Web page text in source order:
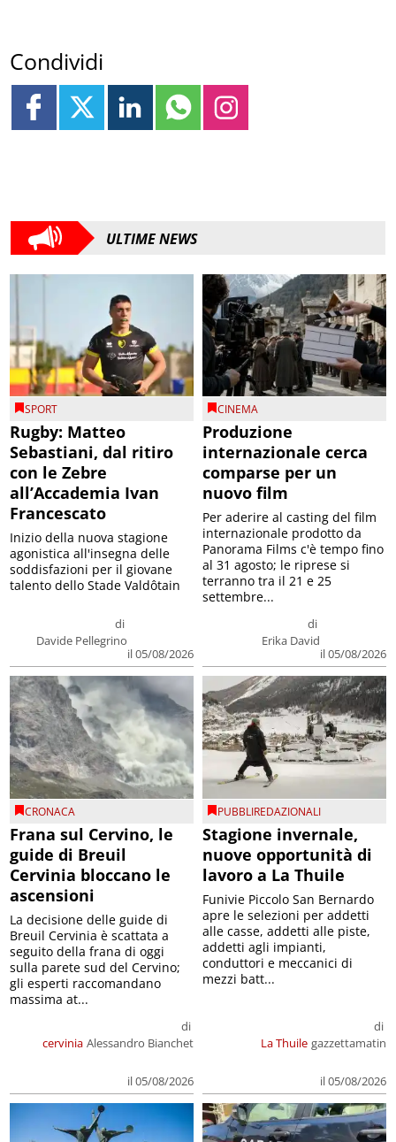
Condividi
ULTIME NEWS
SPORT
Rugby: Matteo
Sebastiani, dal ritiro
con le Zebre
all’Accademia Ivan
Francescato
di
Davide Pellegrino
il 05/08/2026
Inizio della nuova stagione
agonistica all'insegna delle
soddisfazioni per il giovane
talento dello Stade Valdôtain
CINEMA
Produzione
internazionale cerca
comparse per un
nuovo film
di
Erika David
il 05/08/2026
Per aderire al casting del film
internazionale prodotto da
Panorama Films c'è tempo fino
al 31 agosto; le riprese si
terranno tra il 21 e 25
settembre...
CRONACA
Frana sul Cervino, le
guide di Breuil
Cervinia bloccano le
ascensioni
cervinia
di
Alessandro Bianchet
il 05/08/2026
La decisione delle guide di
Breuil Cervinia è scattata a
seguito della frana di oggi
sulla parete sud del Cervino;
gli esperti raccomandano
massima at...
PUBBLIREDAZIONALI
Stagione invernale,
nuove opportunità di
lavoro a La Thuile
La Thuile
di
gazzettamatin
il 05/08/2026
Funivie Piccolo San Bernardo
apre le selezioni per addetti
alle casse, addetti alle piste,
addetti agli impianti,
conduttori e meccanici di
mezzi batt...